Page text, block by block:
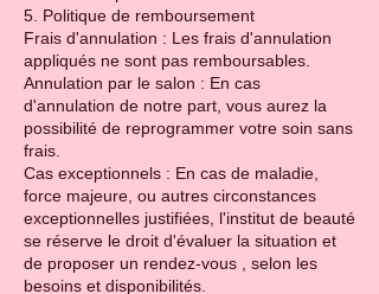
5. Politique de remboursement
Frais d'annulation : Les frais d'annulation
appliqués ne sont pas remboursables.
Annulation par le salon : En cas
d'annulation de notre part, vous aurez la
possibilité de reprogrammer votre soin sans
frais.
Cas exceptionnels : En cas de maladie,
force majeure, ou autres circonstances
exceptionnelles justifiées, l'institut de beauté
se réserve le droit d'évaluer la situation et
de proposer un rendez-vous , selon les
besoins et disponibilités.